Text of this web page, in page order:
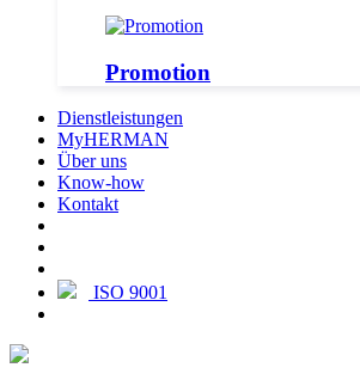
Promotion
Dienstleistungen
MyHERMAN
Über uns
Know-how
Kontakt
ISO 9001